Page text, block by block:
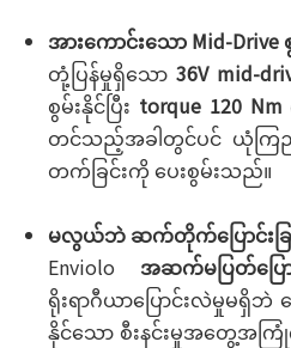
အားကောင်းသော Mid-
တုံ့ပြန်မှုရှိသော 36V mid-
စွမ်းနိုင်ပြီး torque 120 Nm
တင်သည့်အခါတွင်ပင် ယုံကြ
တက်ခြင်းကို ပေးစွမ်းသည်။
မလွယ်ဘဲ ဆက်တိုက်ပြောင်းခြ
Enviolo အဆက်မပြတ်ပြ
ရိုးရာဂီယာပြောင်းလဲမှုမရှိ
နိုင်သော စီးနင်းမှုအတွေ့အက